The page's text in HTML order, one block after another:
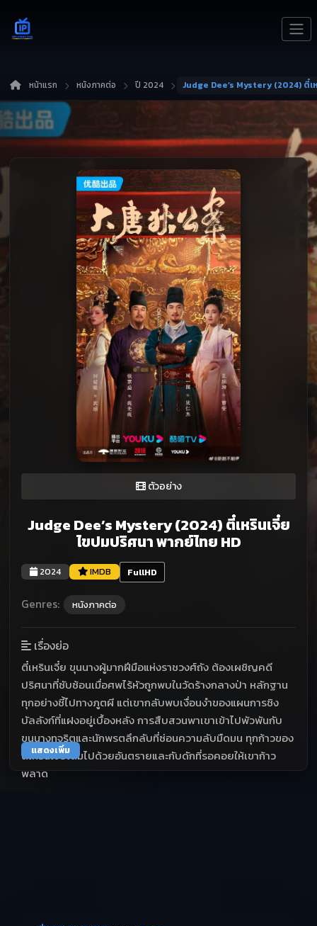
หน้าแรก หนังภาคต่อ ปี 2024
ตัวอย่าง
Judge Dee’s Mystery (2024) ตี๋เหรินเจี๋ย
ไขปมปริศนา พากย์ไทย HD
2024 IMDB FullHD
Genres: หนังภาคต่อ
เรื่องย่อ
ตี๋เหรินเจี๋ย ขุนนางผู้มากฝีมือแห่งราชวงศ์ถัง ต้องเผชิญคดี
ปริศนาที่ซับซ้อนเมื่อศพไร้หัวถูกพบในวัดร้างกลางป่า หลักฐาน
ทุกอย่างชี้ไปทางภูตผี แต่เขากลับพบเงื่อนงำของแผนการชิง
บัลลังก์ที่แฝงอยู่เบื้องหลัง การสืบสวนพาเขาเข้าไปพัวพันกับ
ขุนนางทุจริตและนักพรตลึกลับที่ซ่อนความลับมืดมน ทุกก้าวของ
ตี๋เหรินเจี๋ยเต็มไปด้วยอันตรายและกับดักที่รอคอยให้เขาก้าว
พลาด
แสดงเพิ่ม